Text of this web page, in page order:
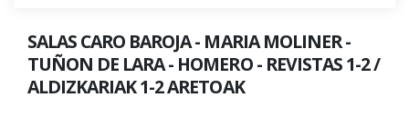
SALAS CARO BAROJA - MARIA MOLINER -
TUÑON DE LARA - HOMERO - REVISTAS 1-2 /
ALDIZKARIAK 1-2 ARETOAK